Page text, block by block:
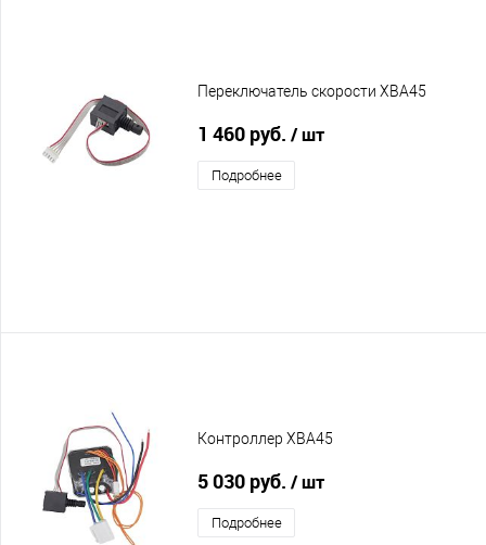
Переключатель скорости XBA45
1 460 руб. / шт
Подробнее
Контроллер XBA45
5 030 руб. / шт
Подробнее